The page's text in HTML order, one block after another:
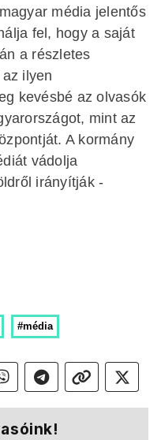
média jelentős
fel, hogy a saját
a részletes
ilyen
kevésbé az olvasók
mint az
A kormány
vádolja
irányítják -
#média